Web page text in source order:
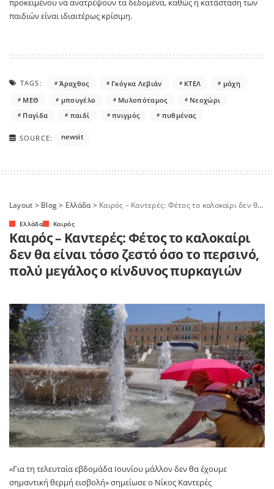
προκειμένου να ανατρέψουν τα δεδομένα, καθώς η κατάσταση των
παιδιών είναι ιδιαιτέρως κρίσιμη.
TAGS: Άραχθος Γκόγκα Λεβιάν ΚΤΕΛ
μάχη
ΜΕΘ
μπουγέλο Μυλοπόταμος
Νεοχώρι
Παγίδα
παιδί πνιγμός πυθμένας
SOURCE: newsit
Layout > Blog> Ελλάδα> Καιρός – Καντερές: Φέτος το καλοκαίρι δεν θα είναι τόσο ζεστό όσο το περσινό, πολύ μεγάλος ο κίνδυνος πυρκαγιών
Ελλάδα Καιρός
Καιρός – Καντερές: Φέτος το καλοκαίρι
δεν θα είναι τόσο ζεστό όσο το περσινό,
πολύ μεγάλος ο κίνδυνος πυρκαγιών
«Για τη τελευταία εβδομάδα Ιουνίου μάλλον δεν θα έχουμε
σημαντική θερμή εισβολή» σημείωσε ο Νίκος Καντερές